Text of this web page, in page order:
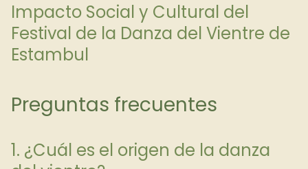
Impacto Social y Cultural del
Festival de la Danza del Vientre de
Estambul
Preguntas frecuentes
1. ¿Cuál es el origen de la danza